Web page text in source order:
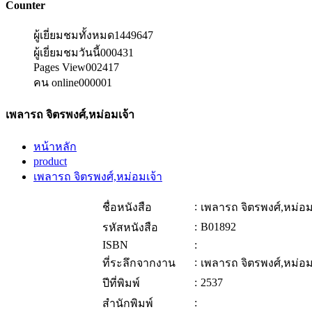
Counter
ผู้เยี่ยมชมทั้งหมด1449647
ผู้เยี่ยมชมวันนี้000431
Pages View002417
คน online000001
เพลารถ จิตรพงศ์,หม่อมเจ้า
หน้าหลัก
product
เพลารถ จิตรพงศ์,หม่อมเจ้า
ชื่อหนังสือ : เพลารถ จิตรพงศ์,หม่อม
รหัสหนังสือ
: B01892
ISBN
:
ที่ระลึกจากงาน
: เพลารถ จิตรพงศ์,หม่อม
ปีที่พิมพ์
: 2537
สำนักพิมพ์
: